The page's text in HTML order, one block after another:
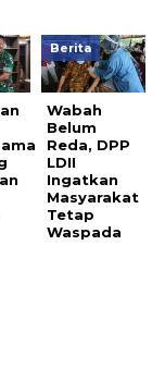
Berita
Wabah
Belum
Reda, DPP
LDII
Ingatkan
Masyarakat
Tetap
Waspada